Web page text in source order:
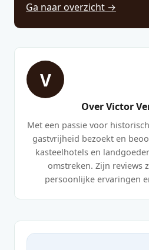
Ga naar overzicht →
V
Over Victor
Met een passie voor
gastvrijheid bezoekt en
kasteelhotels en
omstreken. Zijn reviews
persoonlijke ervaringen